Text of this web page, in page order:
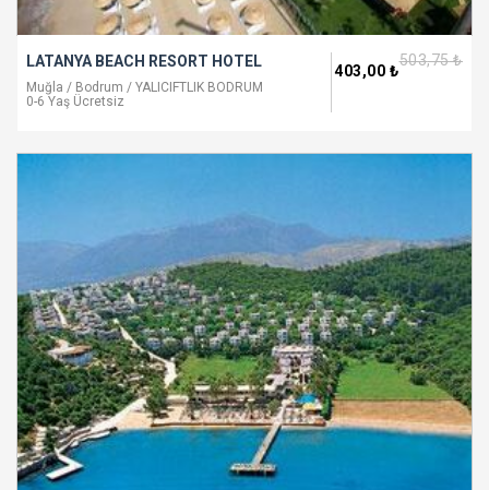
LATANYA BEACH RESORT HOTEL
Muğla / Bodrum / YALICIFTLIK BODRUM
0-6 Yaş Ücretsiz
503,75₺
403,00 ₺